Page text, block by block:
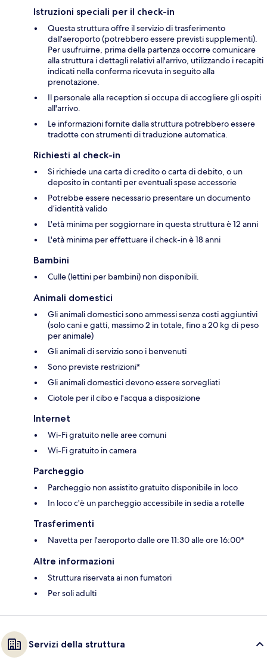
Istruzioni speciali per il check-in
Questa struttura offre il servizio di trasferimento
dall'aeroporto (potrebbero essere previsti supplementi).
Per usufruirne, prima della partenza occorre comunicare
alla struttura i dettagli relativi all'arrivo, utilizzando i recapiti
indicati nella conferma ricevuta in seguito alla
prenotazione.
Il personale alla reception si occupa di accogliere gli ospiti
all'arrivo.
Le informazioni fornite dalla struttura potrebbero essere
tradotte con strumenti di traduzione automatica.
Richiesti al check-in
Si richiede una carta di credito o carta di debito, o un
deposito in contanti per eventuali spese accessorie
Potrebbe essere necessario presentare un documento
d’identità valido
L'età minima per soggiornare in questa struttura è 12 anni
L'età minima per effettuare il check-in è 18 anni
Bambini
Culle (lettini per bambini) non disponibili.
Animali domestici
Gli animali domestici sono ammessi senza costi aggiuntivi
(solo cani e gatti, massimo 2 in totale, fino a 20 kg di peso
per animale)
Gli animali di servizio sono i benvenuti
Sono previste restrizioni*
Gli animali domestici devono essere sorvegliati
Ciotole per il cibo e l'acqua a disposizione
Internet
Wi-Fi gratuito nelle aree comuni
Wi-Fi gratuito in camera
Parcheggio
Parcheggio non assistito gratuito disponibile in loco
In loco c'è un parcheggio accessibile in sedia a rotelle
Trasferimenti
Navetta per l'aeroporto dalle ore 11:30 alle ore 16:00*
Altre informazioni
Struttura riservata ai non fumatori
Per soli adulti
Servizi della struttura